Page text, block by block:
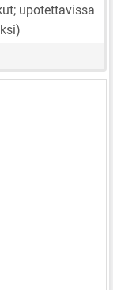
upotettavissa